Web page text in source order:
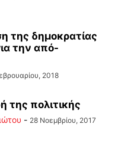
της δημοκρατίας
την από-
2018
της πολιτικής
- 28 Νοεμβρίου, 2017